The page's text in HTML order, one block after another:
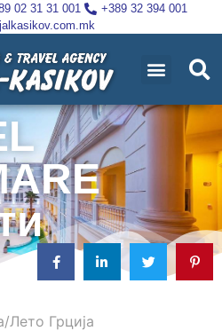
02 31 31 001
+389 32 394 001
Лето Грција